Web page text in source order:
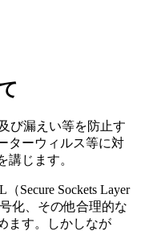
び漏えい等を防止す
ターウィルス等に対
講じます。
Secure Sockets Layer
化、その他合理的な
ます。しかしなが